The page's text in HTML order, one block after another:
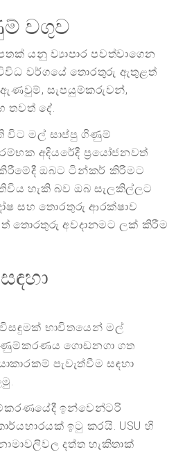
වගුව
යනු ව්‍යාපාර පවත්වාගෙන
වර්ගයේ තොරතුරු ඇතුළත්
සැපයුම්කරුවන්,
තවත් දේ.
මල් සාප්පු ගිණුම්
අදියරේදී ප්‍රයෝජනවත්
ඔබට ටින්කර් කිරීමට
හැකි බව ඔබ සැලකිල්ලට
සහ තොරතුරු ආරක්ෂාව
තොරතුරු අවදානමට ලක් කිරීම
විසඳුමක් භාවිතයෙන් මල්
ගොඩනගා ගත
පැවැත්වීම සඳහා
ඉන්වෙන්ටරි
ඉටු කරයි. USU හි
දත්ත හැකිතාක්